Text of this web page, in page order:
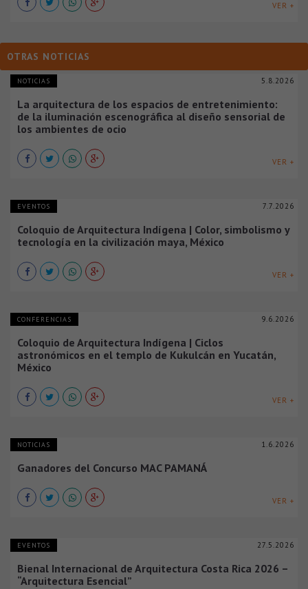
VER +
OTRAS NOTICIAS
NOTICIAS 5.8.2026
La arquitectura de los espacios de entretenimiento:
de la iluminación escenográfica al diseño sensorial de
los ambientes de ocio
VER +
EVENTOS 7.7.2026
Coloquio de Arquitectura Indígena | Color, simbolismo y
tecnología en la civilización maya, México
VER +
CONFERENCIAS 9.6.2026
Coloquio de Arquitectura Indígena | Ciclos
astronómicos en el templo de Kukulcán en Yucatán,
México
VER +
NOTICIAS 1.6.2026
Ganadores del Concurso MAC PAMANÁ
VER +
EVENTOS 27.5.2026
Bienal Internacional de Arquitectura Costa Rica 2026 –
“Arquitectura Esencial”